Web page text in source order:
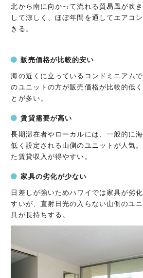
北から南に向かって流れる貿易風が吹
して涼しく、ほぼ年間を通してエアコ
きる。
販売価格が比較的安い
海の近くに立っているコンドミニアム
のユニットの方が販売価格が比較的低
とが多い。
賃貸需要が高い
長期滞在者やローカルには、一般的に
低く設定される山側のユニットが人気
た賃貸収入が得やすい。
家具の劣化が少ない
日差しが強いためハワイでは家具が劣
すいが、直射日光の入らない山側のユ
具が長持ちする。